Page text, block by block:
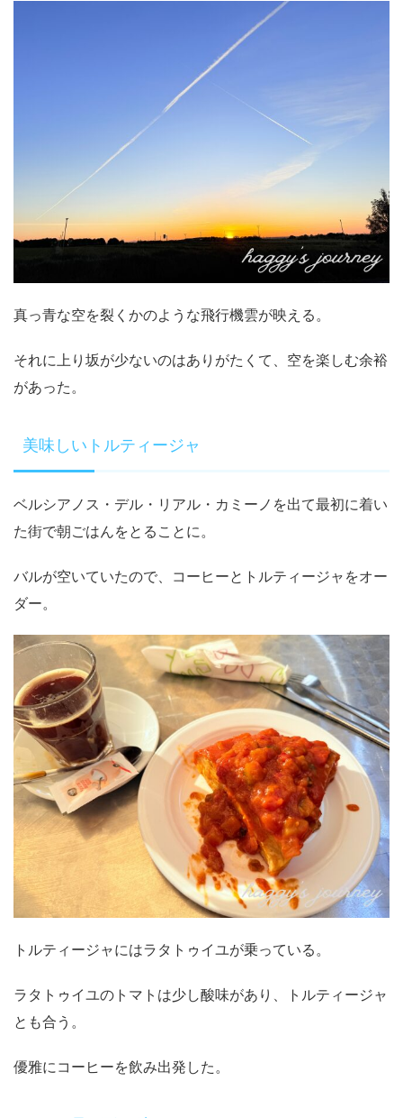
真っ青な空を裂くかのような飛行機雲が映える。
それに上り坂が少ないのはありがたくて、空を楽しむ余裕
があった。
美味しいトルティージャ
ベルシアノス・デル・リアル・カミーノを出て最初に着い
た街で朝ごはんをとることに。
バルが空いていたので、コーヒーとトルティージャをオー
ダー。
トルティージャにはラタトゥイユが乗っている。
ラタトゥイユのトマトは少し酸味があり、トルティージャ
とも合う。
優雅にコーヒーを飲み出発した。